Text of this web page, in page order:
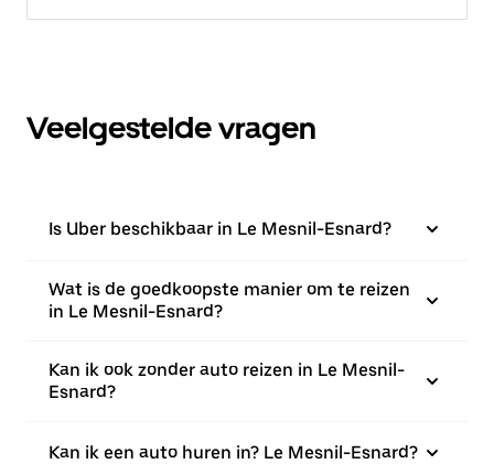
Veelgestelde vragen
Is Uber beschikbaar in Le Mesnil-Esnard?
Wat is de goedkoopste manier om te reizen
in Le Mesnil-Esnard?
Kan ik ook zonder auto reizen in Le Mesnil-
Esnard?
Kan ik een auto huren in? Le Mesnil-Esnard?